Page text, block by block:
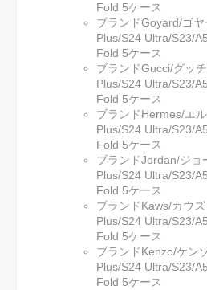
Fold 5ケース
ブランドGoyard/ゴ
Plus/S24 Ultra/S23/
Fold 5ケース
ブランドGucci/グッ
Plus/S24 Ultra/S23/
Fold 5ケース
ブランドHermes/エ
Plus/S24 Ultra/S23/
Fold 5ケース
ブランドJordan/ジョ
Plus/S24 Ultra/S23/
Fold 5ケース
ブランドKaws/カウ
Plus/S24 Ultra/S23/
Fold 5ケース
ブランドKenzo/ケン
Plus/S24 Ultra/S23/
Fold 5ケース